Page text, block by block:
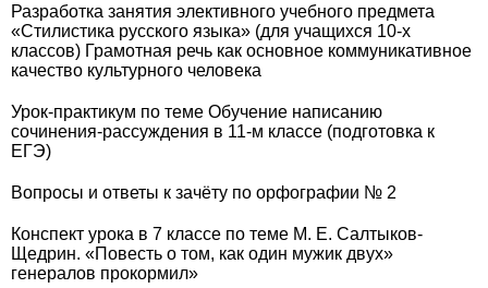
Разработка занятия элективного учебного предмета
«Стилистика русского языка» (для учащихся 10-х
классов) Грамотная речь как основное коммуникативное
качество культурного человека
Урок-практикум по теме Обучение написанию
сочинения-рассуждения в 11-м классе (подготовка к
ЕГЭ)
Вопросы и ответы к зачёту по орфографии № 2
Конспект урока в 7 классе по теме М. Е. Салтыков-
Щедрин. «Повесть о том, как один мужик двух»
генералов прокормил»